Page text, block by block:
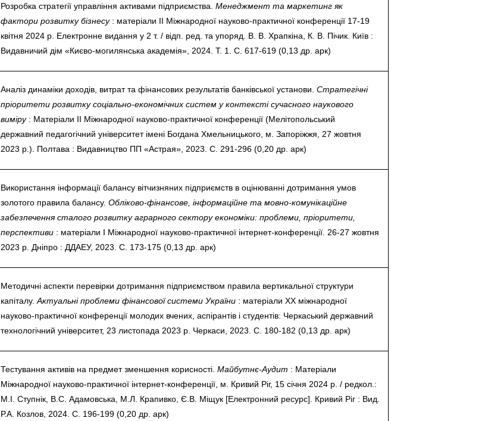
Розробка стратегії управління активами підприємства. Менеджмент та маркетинг як
фактори розвитку бізнесу : матеріали ІІ Міжнародної науково-практичної конференції 17-19
квітня 2024 р. Електронне видання у 2 т. / відп. ред. та упоряд. В. В. Храпкіна, К. В. Пічик. Київ :
Видавничий дім «Києво-могилянська академія», 2024. Т. 1. С. 617-619 (0,13 др. арк)
Аналіз динаміки доходів, витрат та фінансових результатів банківської установи. Стратегічні
пріоритети розвитку соціально-економічних систем у контексті сучасного наукового
виміру : Матеріали ІІ Міжнародної науково-практичної конференції (Мелітопольський
державний педагогічний університет імені Богдана Хмельницького, м. Запоріжжя, 27 жовтня
2023 р.). Полтава : Видавництво ПП «Астрая», 2023. С. 291-296 (0,20 др. арк)
Використання інформації балансу вітчизняних підприємств в оцінюванні дотримання умов
золотого правила балансу. Обліково-фінансове, інформаційне та мовно-комунікаційне
забезпечення сталого розвитку аграрного сектору економіки: проблеми, пріоритети,
перспективи : матеріали І Міжнародної науково-практичної інтернет-конференції. 26-27 жовтня
2023 р. Дніпро : ДДАЕУ, 2023. С. 173-175 (0,13 др. арк)
Методичні аспекти перевірки дотримання підприємством правила вертикальної структури
капіталу. Актуальні проблеми фінансової системи України : матеріали ХХ міжнародної
науково-практичної конференції молодих вчених, аспірантів і студентів: Черкаський державний
технологічний університет, 23 листопада 2023 р. Черкаси, 2023. С. 180-182 (0,13 др. арк)
Тестування активів на предмет зменшення корисності. Майбутнє-Аудит : Матеріали
Міжнародної науково-практичної інтернет-конференції, м. Кривий Ріг, 15 січня 2024 р. / редкол.:
М.І. Ступнік, В.С. Адамовська, М.Л. Крапивко, Є.В. Міщук [Електронний ресурс]. Кривий Ріг : Вид.
Р.А. Козлов, 2024. С. 196-199 (0,20 др. арк)